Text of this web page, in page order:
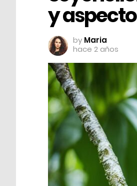
y
by Maria
hace 2 años